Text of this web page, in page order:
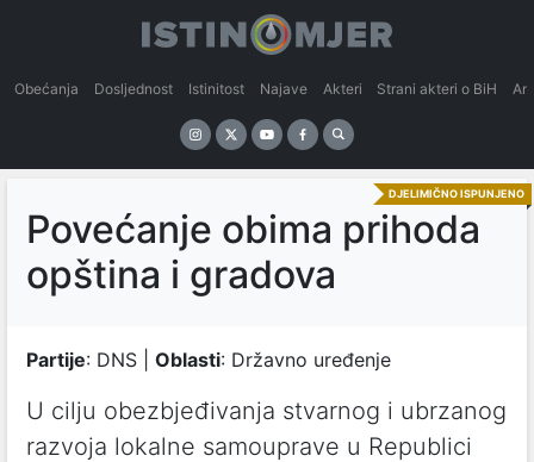
Obećanja Dosljednost Istinitost Najave Akteri Strani akteri o BiH
DJELIMIČNO ISPUNJENO
Povećanje obima prihoda
opština i gradova
Partije: DNS | Oblasti: Državno uređenje
U cilju obezbjeđivanja stvarnog i ubrzanog
razvoja lokalne samouprave u Republici